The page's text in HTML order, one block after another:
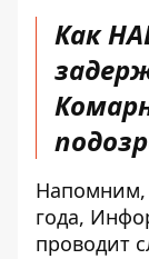
Как
Напомним,
года,
проводит